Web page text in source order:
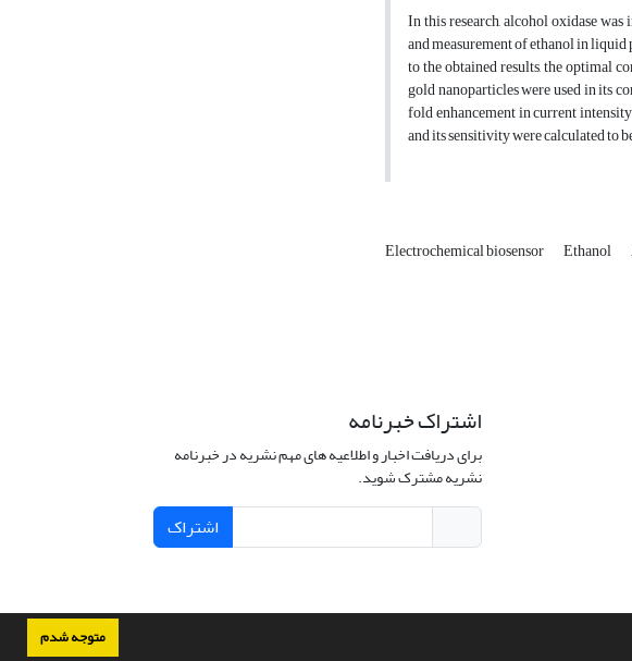
متوجه شدم
In this research, alcohol oxidase
and measurement of ethanol in
to the obtained results, the optimal
gold nanoparticles were used in its
fold enhancement in current
and its sensitivity were calculated to
Electrochemical biosensor Ethanol
اشتراک خبرنامه
برای دریافت اخبار و اطلاعیه های مهم نشریه در خبرنامه
نشریه مشترک شوید.
اشتراک